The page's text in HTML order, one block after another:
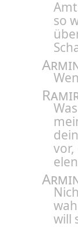
so
will